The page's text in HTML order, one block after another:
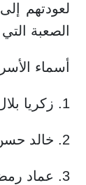
لعودتهم
الصعبة
أسماء
1. زكريا بلال عيد ابو لبدة
2. خالد حسن علي ابو غرابة
3. عماد رمضان عمر اشتيوي